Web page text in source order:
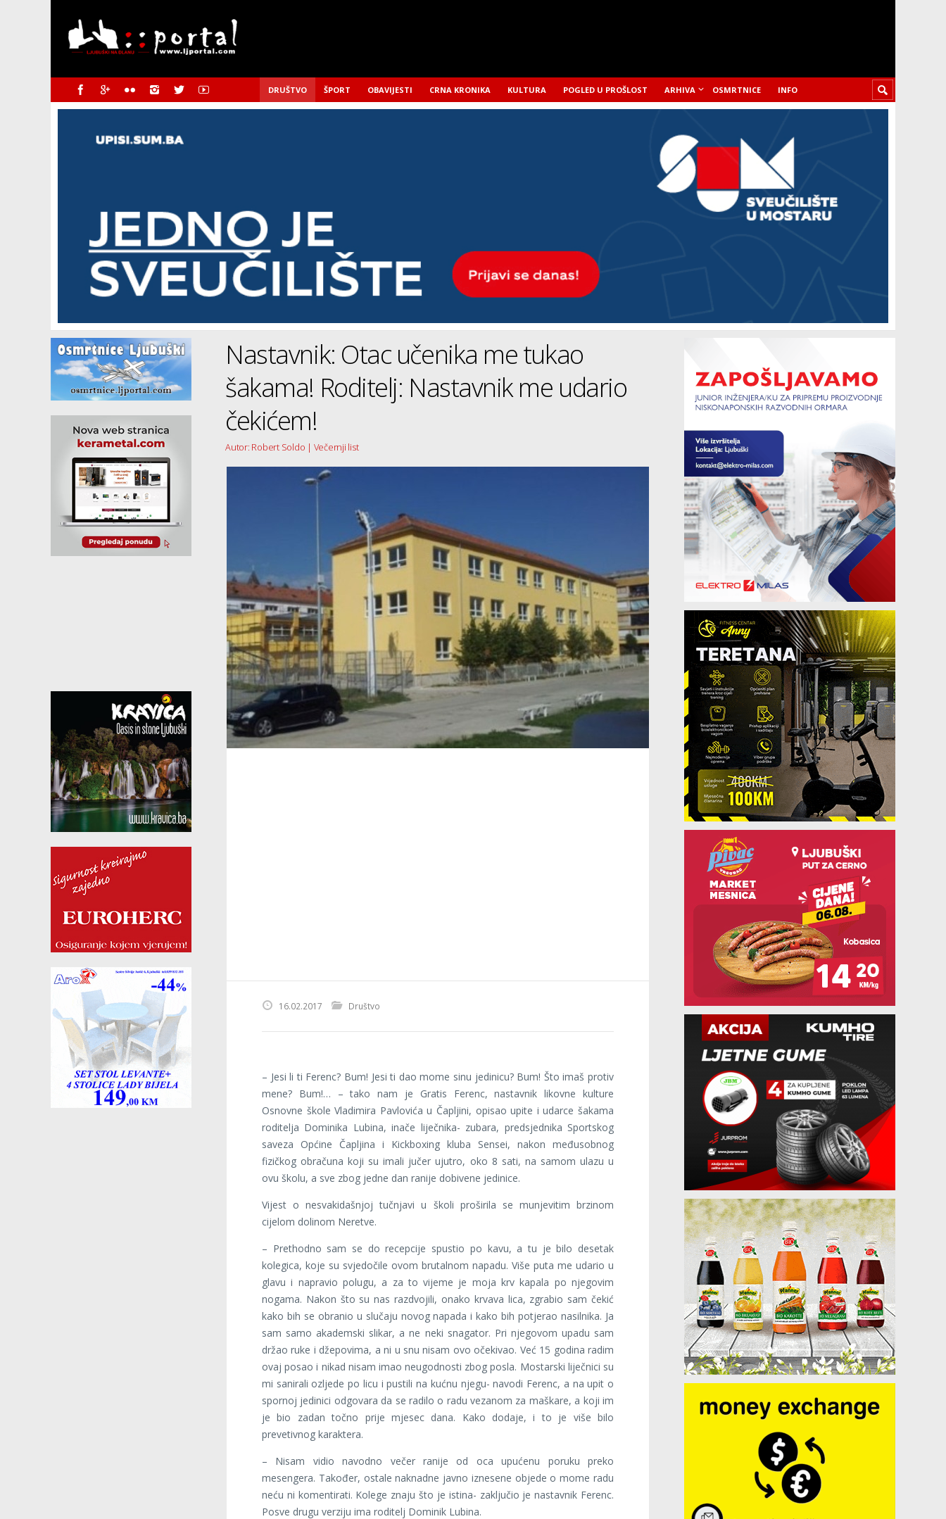
DRUŠTVO ŠPORT OBAVIJESTI CRNA KRONIKA KULTURA POGLED U PROŠLOST ARHIVA OSMRTNICE INFO
Nastavnik: Otac učenika me tukao
šakama! Roditelj: Nastavnik me udario
čekićem!
Autor: Robert Soldo | Večernji list
16.02.2017 Društvo
– Jesi li ti Ferenc? Bum! Jesi ti dao mome sinu jedinicu? Bum! Što imaš protiv
mene? Bum!… – tako nam je Gratis Ferenc, nastavnik likovne kulture
Osnovne škole Vladimira Pavlovića u Čapljini, opisao upite i udarce šakama
roditelja Dominika Lubina, inače liječnika- zubara, predsjednika Sportskog
saveza Općine Čapljina i Kickboxing kluba Sensei, nakon međusobnog
fizičkog obračuna koji su imali jučer ujutro, oko 8 sati, na samom ulazu u
ovu školu, a sve zbog jedne dan ranije dobivene jedinice.
Vijest o nesvakidašnjoj tučnjavi u školi proširila se munjevitim brzinom
cijelom dolinom Neretve.
– Prethodno sam se do recepcije spustio po kavu, a tu je bilo desetak
kolegica, koje su svjedočile ovom brutalnom napadu. Više puta me udario u
glavu i napravio polugu, a za to vijeme je moja krv kapala po njegovim
nogama. Nakon što su nas razdvojili, onako krvava lica, zgrabio sam čekić
kako bih se obranio u slučaju novog napada i kako bih potjerao nasilnika. Ja
sam samo akademski slikar, a ne neki snagator. Pri njegovom upadu sam
držao ruke i džepovima, a ni u snu nisam ovo očekivao. Već 15 godina radim
ovaj posao i nikad nisam imao neugodnosti zbog posla. Mostarski liječnici su
mi sanirali ozljede po licu i pustili na kućnu njegu- navodi Ferenc, a na upit o
spornoj jedinici odgovara da se radilo o radu vezanom za maškare, a koji im
je bio zadan točno prije mjesec dana. Kako dodaje, i to je više bilo
prevetivnog karaktera.
– Nisam vidio navodno večer ranije od oca upućenu poruku preko
mesengera. Također, ostale naknadne javno iznesene objede o mome radu
neću ni komentirati. Kolege znaju što je istina- zaključio je nastavnik Ferenc.
Posve drugu verziju ima roditelj Dominik Lubina.